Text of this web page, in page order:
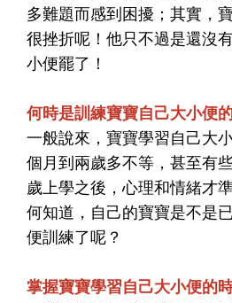
多難題而感到困擾；其實，
很挫折呢！他只不過是還沒
小便罷了！
何時是訓練寶寶自己大小便
一般說來，寶寶學習自己大
個月到兩歲多不等，甚至有
歲上學之後，心理和情緒才
何知道，自己的寶寶是不是
便訓練了呢？
掌握寶寶學習自己大小便的